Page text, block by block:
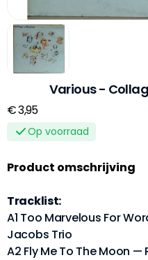
Various -
€ 3,95
Op voorraad
Product omschrijving
Tracklist:
A1 Too Marvelous For
Jacobs Trio
A2 Fly Me To The Moon —